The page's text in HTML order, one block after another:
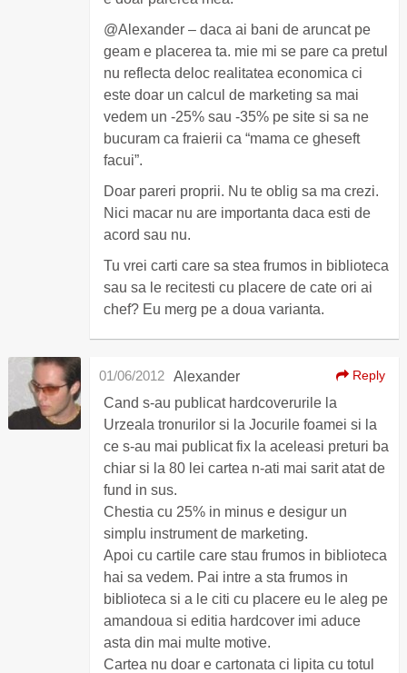
@Alexander – daca ai bani de aruncat pe
geam e placerea ta. mie mi se pare ca pretul
nu reflecta deloc realitatea economica ci
este doar un calcul de marketing sa mai
vedem un -25% sau -35% pe site si sa ne
bucuram ca fraierii ca “mama ce gheseft
facui”.
Doar pareri proprii. Nu te oblig sa ma crezi.
Nici macar nu are importanta daca esti de
acord sau nu.
Tu vrei carti care sa stea frumos in biblioteca
sau sa le recitesti cu placere de cate ori ai
chef? Eu merg pe a doua varianta.
Alexander
01/06/2012 Reply
Cand s-au publicat hardcoverurile la
Urzeala tronurilor si la Jocurile foamei si la
ce s-au mai publicat fix la aceleasi preturi ba
chiar si la 80 lei cartea n-ati mai sarit atat de
fund in sus.
Chestia cu 25% in minus e desigur un
simplu instrument de marketing.
Apoi cu cartile care stau frumos in biblioteca
hai sa vedem. Pai intre a sta frumos in
biblioteca si a le citi cu placere eu le aleg pe
amandoua si editia hardcover imi aduce
asta din mai multe motive.
Cartea nu doar e cartonata ci lipita cu totul